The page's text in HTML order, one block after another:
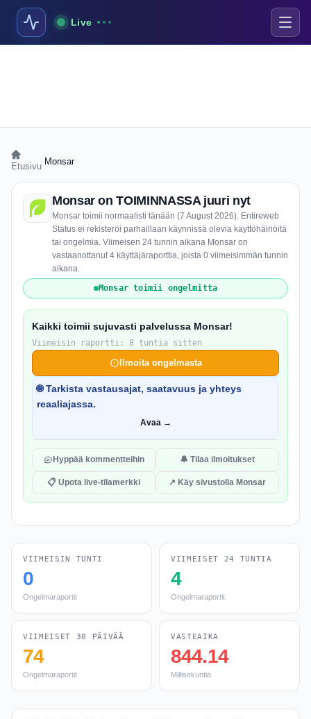
Live
Etusivu Monsar
Monsar on TOIMINNASSA juuri nyt
Monsar toimii normaalisti tänään (7 August 2026). Entireweb
Status ei rekisteröi parhaillaan käynnissä olevia käyttöhäiriöitä
tai ongelmia. Viimeisen 24 tunnin aikana Monsar on
vastaanottanut 4 käyttäjäraporttia, joista 0 viimeisimmän tunnin
aikana.
Monsar toimii ongelmitta
Kaikki toimii sujuvasti palvelussa Monsar!
Viimeisin raportti: 8 tuntia sitten
Ilmoita ongelmasta
🌐 Tarkista vastausajat, saatavuus ja yhteys
reaaliajassa.
Avaa →
Hyppää kommentteihin 🔔 Tilaa ilmoitukset
📋 Upota live-tilamerkki ↗ Käy sivustolla Monsar
VIIMEISIN TUNTI
0
Ongelmaraportit
VIIMEISET 24 TUNTIA
4
Ongelmaraportit
VIIMEISET 30 PÄIVÄÄ
74
Ongelmaraportit
VASTEAIKA
844.14
Millisekuntia